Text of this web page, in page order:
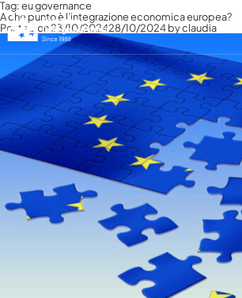
Tag:eu governance
A che punto è l’integrazione economica europea?
Posted on23/10/202428/10/2024byclaudia